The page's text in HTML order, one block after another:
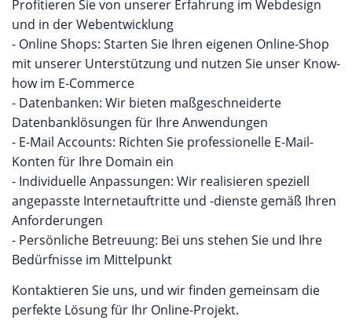
Profitieren Sie von unserer Erfahrung im Webdesign
und in der Webentwicklung
- Online Shops: Starten Sie Ihren eigenen Online-Shop
mit unserer Unterstützung und nutzen Sie unser Know-
how im E-Commerce
- Datenbanken: Wir bieten maßgeschneiderte
Datenbanklösungen für Ihre Anwendungen
- E-Mail Accounts: Richten Sie professionelle E-Mail-
Konten für Ihre Domain ein
- Individuelle Anpassungen: Wir realisieren speziell
angepasste Internetauftritte und -dienste gemäß Ihren
Anforderungen
- Persönliche Betreuung: Bei uns stehen Sie und Ihre
Bedürfnisse im Mittelpunkt
Kontaktieren Sie uns, und wir finden gemeinsam die
perfekte Lösung für Ihr Online-Projekt.